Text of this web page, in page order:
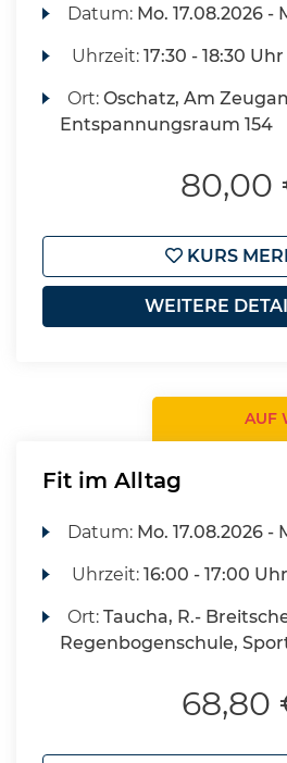
Datum: Mo. 17.08.2026 -
Uhrzeit:17:30 - 18:30 Uhr
Ort:Oschatz, Am
Entspannungsraum 154
80,00
KURS
WEITERE
AUF
Fit im Alltag
Datum: Mo. 17.08.2026 -
Uhrzeit:16:00 - 17:00 Uhr
Ort:Taucha, R.-
Regenbogenschule,
68,80